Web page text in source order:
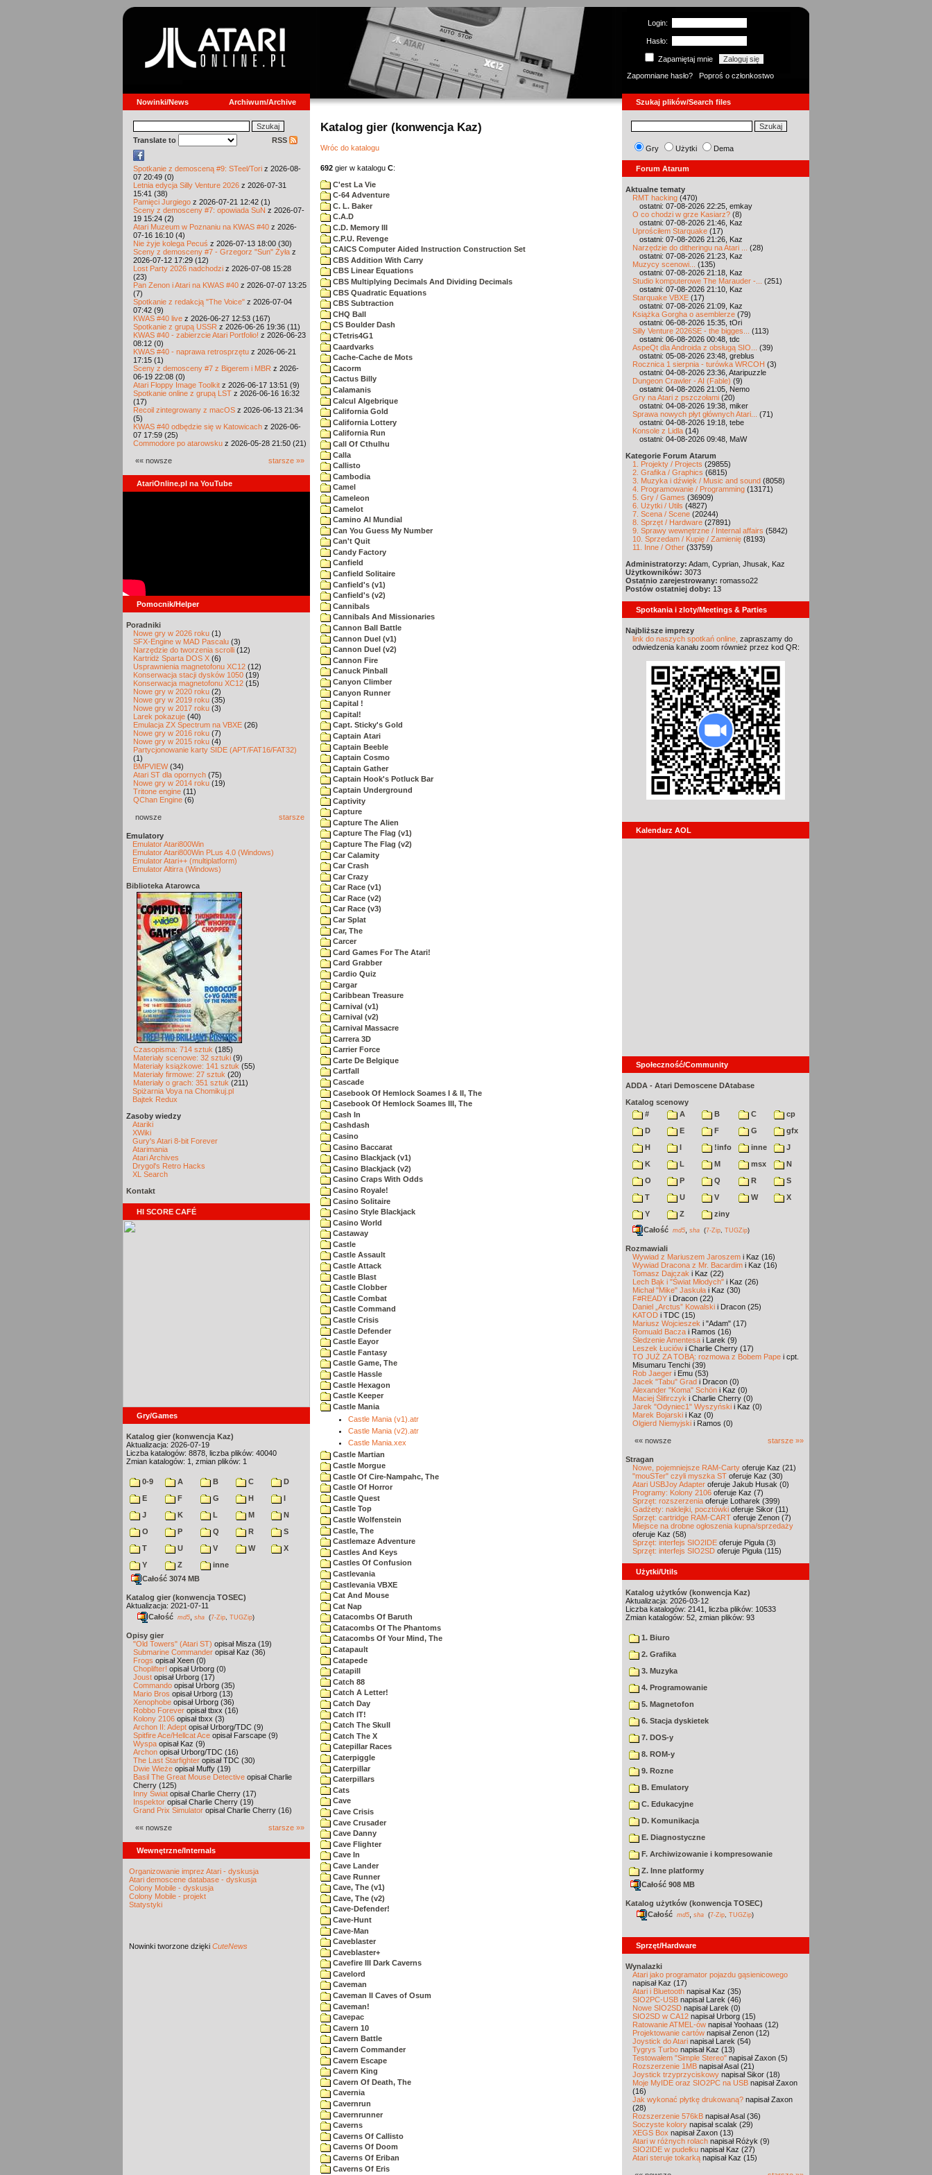
Login:
Hasło:
Zapamiętaj mnie
Zapomniane hasło?
Poproś o członkostwo
Nowinki/News Archiwum/Archive Szukaj plików/Search files
Translate to RSS
Spotkanie z demosceną #9: STeel/Tori z 2026-08-
07 20:49 (0)
Letnia edycja Silly Venture 2026 z 2026-07-31
15:41 (38)
Pamięci Jurgiego z 2026-07-21 12:42 (1)
Sceny z demosceny #7: opowiada SuN z 2026-07-
19 15:24 (2)
Atari Muzeum w Poznaniu na KWAS #40 z 2026-
07-16 16:10 (4)
Nie żyje kolega Pecuś z 2026-07-13 18:00 (30)
Sceny z demosceny #7 - Grzegorz "Sun" Żyła z
2026-07-12 17:29 (12)
Lost Party 2026 nadchodzi z 2026-07-08 15:28
(23)
Pan Zenon i Atari na KWAS #40 z 2026-07-07 13:25
(7)
Spotkanie z redakcją "The Voice" z 2026-07-04
07:42 (9)
KWAS #40 live z 2026-06-27 12:53 (167)
Spotkanie z grupą USSR z 2026-06-26 19:36 (11)
KWAS #40 - zabierzcie Atari Portfolio! z 2026-06-23
08:12 (0)
KWAS #40 - naprawa retrosprzętu z 2026-06-21
17:15 (1)
Sceny z demosceny #7 z Bigerem i MBR z 2026-
06-19 22:08 (0)
Atari Floppy Image Toolkit z 2026-06-17 13:51 (9)
Spotkanie online z grupą LST z 2026-06-16 16:32
(17)
Recoil zintegrowany z macOS z 2026-06-13 21:34
(5)
KWAS #40 odbędzie się w Katowicach z 2026-06-
07 17:59 (25)
Commodore po atarowsku z 2026-05-28 21:50 (21)
«« nowsze starsze »»
AtariOnline.pl na YouTube
Pomocnik/Helper
Poradniki
Nowe gry w 2026 roku (1)
SFX-Engine w MAD Pascalu (3)
Narzędzie do tworzenia scrolli (12)
Kartridż Sparta DOS X (6)
Usprawnienia magnetofonu XC12 (12)
Konserwacja stacji dysków 1050 (19)
Konserwacja magnetofonu XC12 (15)
Nowe gry w 2020 roku (2)
Nowe gry w 2019 roku (35)
Nowe gry w 2017 roku (3)
Larek pokazuje (40)
Emulacja ZX Spectrum na VBXE (26)
Nowe gry w 2016 roku (7)
Nowe gry w 2015 roku (4)
Partycjonowanie karty SIDE (APT/FAT16/FAT32)
(1)
BMPVIEW(34)
Atari ST dla opornych (75)
Nowe gry w 2014 roku (19)
Tritone engine (11)
QChan Engine (6)
nowsze starsze
Emulatory
Emulator Atari800Win
Emulator Atari800Win PLus 4.0 (Windows)
Emulator Atari++ (multiplatform)
Emulator Altirra (Windows)
Biblioteka Atarowca
Czasopisma: 714 sztuk (185)
Materiały scenowe: 32 sztuki (9)
Materiały książkowe: 141 sztuk (55)
Materiały firmowe: 27 sztuk (20)
Materiały o grach: 351 sztuk (211)
Spiżarnia Voya na Chomikuj.pl
Bajtek Redux
Zasoby wiedzy
Atariki
XWiki
Gury's Atari 8-bit Forever
Atarimania
Atari Archives
Drygol's Retro Hacks
XL Search
Kontakt
HI SCORE CAFÉ
Gry/Games
Katalog gier (konwencja Kaz)
Aktualizacja: 2026-07-19
Liczba katalogów: 8878, liczba plików: 40040
Zmian katalogów: 1, zmian plików: 1
0-9 A B C
D
E
F G H
I
J
K L M
N
O
P Q R
S
T
U V W
X
Y
Z
inne
Całość 3074 MB
Katalog gier (konwencja TOSEC)
Aktualizacja: 2021-07-11
Całość md5 sha (7-Zip TUGZip)
Opisy gier
"Old Towers" (Atari ST) opisał Misza (19)
Submarine Commander opisał Kaz (36)
Frogs opisał Xeen (0)
Choplifter! opisał Urborg (0)
Joust opisał Urborg (17)
Commando opisał Urborg (35)
Mario Bros opisał Urborg (13)
Xenophobe opisał Urborg (36)
Robbo Forever opisał tbxx (16)
Kolony 2106 opisał tbxx (3)
Archon II: Adept opisał Urborg/TDC (9)
Spitfire Ace/Hellcat Ace opisał Farscape (9)
Wyspa opisał Kaz (9)
Archon opisał Urborg/TDC (16)
The Last Starfighter opisał TDC (30)
Dwie Wieże opisał Muffy (19)
Basil The Great Mouse Detective opisał Charlie
Cherry (125)
Inny Świat opisał Charlie Cherry (17)
Inspektor opisał Charlie Cherry (19)
Grand Prix Simulator opisał Charlie Cherry (16)
«« nowsze starsze »»
Wewnętrzne/Internals
Organizowanie imprez Atari - dyskusja
Atari demoscene database - dyskusja
Colony Mobile - dyskusja
Colony Mobile - projekt
Statystyki
Nowinki tworzone dzięki CuteNews
Katalog gier (konwencja Kaz)
Wróc do katalogu
692 gier w katalogu C:
C'est La Vie
C-64 Adventure
C. L. Baker
C.A.D
C.D. Memory III
C.P.U. Revenge
CAICS Computer Aided Instruction Construction Set
CBS Addition With Carry
CBS Linear Equations
CBS Multiplying Decimals And Dividing Decimals
CBS Quadratic Equations
CBS Subtraction
CHQ Ball
CS Boulder Dash
CTetris4G1
Caardvarks
Cache-Cache de Mots
Cacorm
Cactus Billy
Calamanis
Calcul Algebrique
California Gold
California Lottery
California Run
Call Of Cthulhu
Calla
Callisto
Cambodia
Camel
Cameleon
Camelot
Camino Al Mundial
Can You Guess My Number
Can't Quit
Candy Factory
Canfield
Canfield Solitaire
Canfield's (v1)
Canfield's (v2)
Cannibals
Cannibals And Missionaries
Cannon Ball Battle
Cannon Duel (v1)
Cannon Duel (v2)
Cannon Fire
Canuck Pinball
Canyon Climber
Canyon Runner
Capital !
Capital!
Capt. Sticky's Gold
Captain Atari
Captain Beeble
Captain Cosmo
Captain Gather
Captain Hook's Potluck Bar
Captain Underground
Captivity
Capture
Capture The Alien
Capture The Flag (v1)
Capture The Flag (v2)
Car Calamity
Car Crash
Car Crazy
Car Race (v1)
Car Race (v2)
Car Race (v3)
Car Splat
Car, The
Carcer
Card Games For The Atari!
Card Grabber
Cardio Quiz
Cargar
Caribbean Treasure
Carnival (v1)
Carnival (v2)
Carnival Massacre
Carrera 3D
Carrier Force
Carte De Belgique
Cartfall
Cascade
Casebook Of Hemlock Soames I & II, The
Casebook Of Hemlock Soames III, The
Cash In
Cashdash
Casino
Casino Baccarat
Casino Blackjack (v1)
Casino Blackjack (v2)
Casino Craps With Odds
Casino Royale!
Casino Solitaire
Casino Style Blackjack
Casino World
Castaway
Castle
Castle Assault
Castle Attack
Castle Blast
Castle Clobber
Castle Combat
Castle Command
Castle Crisis
Castle Defender
Castle Eayor
Castle Fantasy
Castle Game, The
Castle Hassle
Castle Hexagon
Castle Keeper
Castle Mania
Castle Mania (v1).atr
Castle Mania (v2).atr
Castle Mania.xex
Castle Martian
Castle Morgue
Castle Of Cire-Nampahc, The
Castle Of Horror
Castle Quest
Castle Top
Castle Wolfenstein
Castle, The
Castlemaze Adventure
Castles And Keys
Castles Of Confusion
Castlevania
Castlevania VBXE
Cat And Mouse
Cat Nap
Catacombs Of Baruth
Catacombs Of The Phantoms
Catacombs Of Your Mind, The
Catapault
Catapede
Catapill
Catch 88
Catch A Letter!
Catch Day
Catch IT!
Catch The Skull
Catch The X
Catepillar Races
Caterpiggle
Caterpillar
Caterpillars
Cats
Cave
Cave Crisis
Cave Crusader
Cave Danny
Cave Flighter
Cave In
Cave Lander
Cave Runner
Cave, The (v1)
Cave, The (v2)
Cave-Defender!
Cave-Hunt
Cave-Man
Caveblaster
Caveblaster+
Cavefire III Dark Caverns
Cavelord
Caveman
Caveman II Caves of Osum
Caveman!
Cavepac
Cavern 10
Cavern Battle
Cavern Commander
Cavern Escape
Cavern King
Cavern Of Death, The
Cavernia
Cavernrun
Cavernrunner
Caverns
Caverns Of Callisto
Caverns Of Doom
Caverns Of Eriban
Caverns Of Eris
Gry Użytki Dema
Forum Atarum
Aktualne tematy
RMT hacking (470)
ostatni: 07-08-2026 22:25, emkay
O co chodzi w grze Kasiarz? (8)
ostatni: 07-08-2026 21:46, Kaz
Uprościłem Starquake (17)
ostatni: 07-08-2026 21:26, Kaz
Narzędzie do ditheringu na Atari ...
(28)
ostatni: 07-08-2026 21:23, Kaz
Muzycy scenowi...
(135)
ostatni: 07-08-2026 21:18, Kaz
Studio komputerowe The Marauder -...
(251)
ostatni: 07-08-2026 21:10, Kaz
Starquake VBXE (17)
ostatni: 07-08-2026 21:09, Kaz
Książka Gorgha o asemblerze (79)
ostatni: 06-08-2026 15:35, tOri
Silly Venture 2026SE - the bigges...
(113)
ostatni: 06-08-2026 00:48, tdc
AspeQt dla Androida z obsługą SIO...
(39)
ostatni: 05-08-2026 23:48, greblus
Rocznica 1 sierpnia - turówka WRCOH (3)
ostatni: 04-08-2026 23:36, Ataripuzzle
Dungeon Crawler - AI (Fable) (9)
ostatni: 04-08-2026 21:05, Nemo
Gry na Atari z pszczołami (20)
ostatni: 04-08-2026 19:38, miker
Sprawa nowych płyt głównych Atari...
(71)
ostatni: 04-08-2026 19:18, tebe
Konsole z Lidla (14)
ostatni: 04-08-2026 09:48, MaW
Kategorie Forum Atarum
1. Projekty / Projects (29855)
2. Grafika / Graphics (6815)
3. Muzyka i dźwięk / Music and sound (8058)
4. Programowanie / Programming (13171)
5. Gry / Games (36909)
6. Użytki / Utils (4827)
7. Scena / Scene (20244)
8. Sprzęt / Hardware (27891)
9. Sprawy wewnętrzne / Internal affairs (5842)
10. Sprzedam / Kupię / Zamienię (8193)
11. Inne / Other (33759)
Administratorzy: Adam, Cyprian, Jhusak, Kaz
Użytkowników: 3073
Ostatnio zarejestrowany: romasso22
Postów ostatniej doby: 13
Spotkania i zloty/Meetings & Parties
Najbliższe imprezy
link do naszych spotkań online, zapraszamy do
odwiedzenia kanału zoom również przez kod QR:
Kalendarz AOL
Społeczność/Community
ADDA - Atari Demoscene DAtabase
Katalog scenowy
#
A B C
cp
D
E F G
gfx
H
I !info inne
J
K
L M msx
N
O
P Q R
S
T
U V W
X
Y
Z
ziny
Całość md5 sha (7-Zip TUGZip)
Rozmawiali
Wywiad z Mariuszem Jaroszem i Kaz (16)
Wywiad Dracona z Mr. Bacardim i Kaz (16)
Tomasz Dajczak i Kaz (22)
Lech Bąk i "Świat Młodych" i Kaz (26)
Michał "Mike" Jaskuła i Kaz (30)
F#READY i Dracon (22)
Daniel „Arctus” Kowalski i Dracon (25)
KATOD i TDC (15)
Mariusz Wojcieszek i "Adam" (17)
Romuald Bacza i Ramos (16)
Śledzenie Amentesa i Larek (9)
Leszek Łuciów i Charlie Cherry (17)
TO JUŻ ZA TOBĄ: rozmowa z Bobem Pape i cpt.
Misumaru Tenchi (39)
Rob Jaeger i Emu (53)
Jacek "Tabu" Grad i Dracon (0)
Alexander "Koma" Schön i Kaz (0)
Maciej Ślifirczyk i Charlie Cherry (0)
Jarek "Odyniec1" Wyszyński i Kaz (0)
Marek Bojarski i Kaz (0)
Olgierd Niemyjski i Ramos (0)
«« nowsze starsze »»
Stragan
Nowe, pojemniejsze RAM-Carty oferuje Kaz (21)
"mouSTer" czyli myszka ST oferuje Kaz (30)
Atari USBJoy Adapter oferuje Jakub Husak (0)
Programy: Kolony 2106 oferuje Kaz (7)
Sprzęt: rozszerzenia oferuje Lotharek (399)
Gadżety: naklejki, pocztówki oferuje Sikor (11)
Sprzęt: cartridge RAM-CART oferuje Zenon (7)
Miejsce na drobne ogłoszenia kupna/sprzedaży
oferuje Kaz (58)
Sprzęt: interfejs SIO2IDE oferuje Piguła (3)
Sprzęt: interfejs SIO2SD oferuje Piguła (115)
Użytki/Utils
Katalog użytków (konwencja Kaz)
Aktualizacja: 2026-03-12
Liczba katalogów: 2141, liczba plików: 10533
Zmian katalogów: 52, zmian plików: 93
1. Biuro
2. Grafika
3. Muzyka
4. Programowanie
5. Magnetofon
6. Stacja dyskietek
7. DOS-y
8. ROM-y
9. Rozne
B. Emulatory
C. Edukacyjne
D. Komunikacja
E. Diagnostyczne
F. Archiwizowanie i kompresowanie
Z. Inne platformy
Całość 908 MB
Katalog użytków (konwencja TOSEC)
Całość md5 sha (7-Zip TUGZip)
Sprzęt/Hardware
Wynalazki
Atari jako programator pojazdu gąsienicowego
napisał Kaz (17)
Atari i Bluetooth napisał Kaz (35)
SIO2PC-USB napisał Larek (46)
Nowe SIO2SD napisał Larek (0)
SIO2SD w CA12 napisał Urborg (15)
Ratowanie ATMEL-ów napisał Yoohaas (12)
Projektowanie cartów napisał Zenon (12)
Joystick do Atari napisał Larek (54)
Tygrys Turbo napisał Kaz (13)
Testowałem "Simple Stereo" napisał Zaxon (5)
Rozszerzenie 1MB napisał Asal (21)
Joystick trzyprzyciskowy napisał Sikor (18)
Moje MyIDE oraz SIO2PC na USB napisał Zaxon
(16)
Jak wykonać płytkę drukowaną? napisał Zaxon
(28)
Rozszerzenie 576kB napisał Asal (36)
Soczyste kolory napisał scalak (29)
XEGS Box napisał Zaxon (13)
Atari w różnych rolach napisał Różyk (9)
SIO2IDE w pudełku napisał Kaz (27)
Atari steruje tokarką napisał Kaz (15)